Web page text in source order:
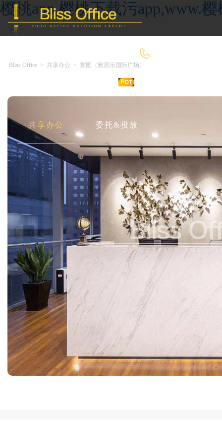
樱桃app,樱桃下载污app,www.
共享办公 委托&投放
Bliss Office > 共享办公 > 寰图（雅居乐国际广场）